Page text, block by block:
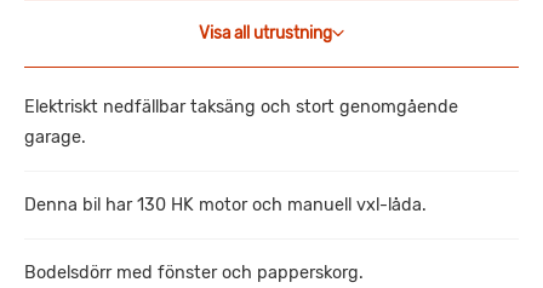
Visa all utrustning
Elektriskt nedfällbar taksäng och stort genomgående
garage.
Denna bil har 130 HK motor och manuell vxl-låda.
Bodelsdörr med fönster och papperskorg.